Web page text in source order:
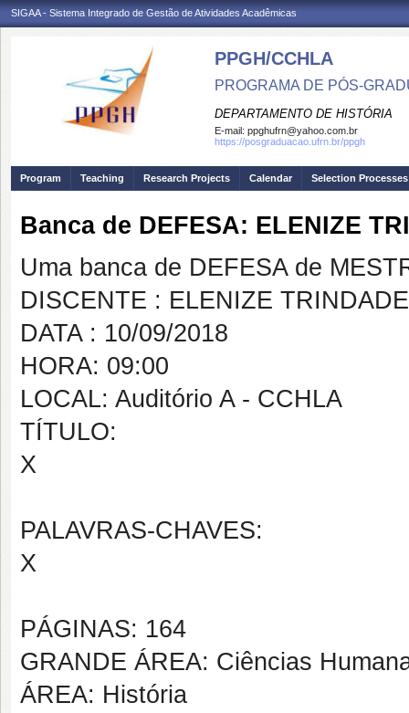
SIGAA - Sistema Integrado de Gestão de Atividades Acadêmicas
PPGH/CCHLA
PROGRAMA DE PÓS-
DEPARTAMENTO DE HISTÓRIA
E-mail: ppghufrn@yahoo.com.br
https://posgraduacao.ufrn.br/ppgh
Program Teaching Research Projects Calendar Selection Processes
Banca de DEFESA: ELENIZE
Uma banca de DEFESA de
DISCENTE : ELENIZE
DATA : 10/09/2018
HORA: 09:00
LOCAL: Auditório A - CCHLA
TÍTULO:
X
PALAVRAS-CHAVES:
X
PÁGINAS: 164
GRANDE ÁREA: Ciências
ÁREA: História